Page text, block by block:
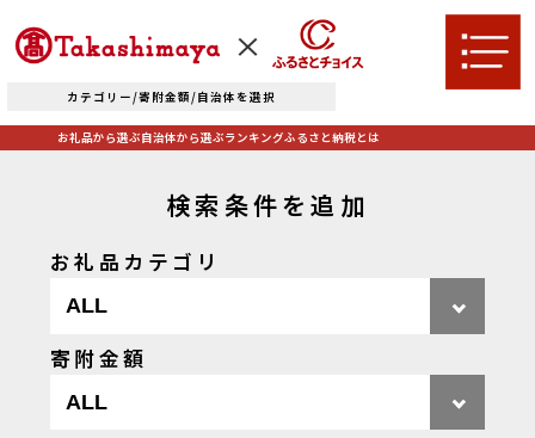
カテゴリー/寄附金額/自治体を選択
お礼品から選ぶ自治体から選ぶランキングふるさと納税とは
検索条件を追加
お礼品カテゴリ
寄附金額